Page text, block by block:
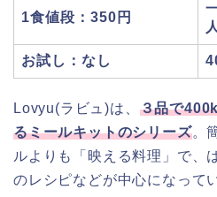
1食値段：350円
お試し：なし
Lovyu(ラビュ)は、 ３品で
るミールキットのシリーズ。
ルよりも「映える料理」で、
のレシピなどが中心になって